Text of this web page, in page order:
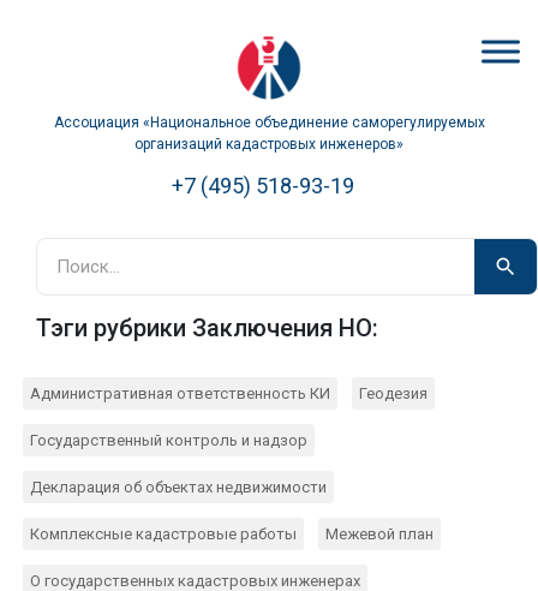
Ассоциация «Национальное объединение саморегулируемых
организаций кадастровых инженеров»
+7 (495) 518-93-19
Тэги рубрики Заключения НО:
Административная ответственность КИ Геодезия
Государственный контроль и надзор
Декларация об объектах недвижимости
Комплексные кадастровые работы Межевой план
О государственных кадастровых инженерах